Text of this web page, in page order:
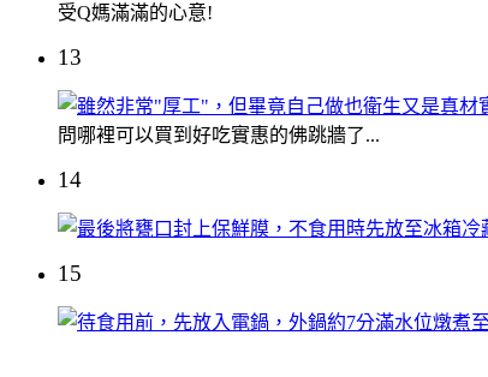
受Q媽滿滿的心意!
13
問哪裡可以買到好吃實惠的佛跳牆了...
14
15